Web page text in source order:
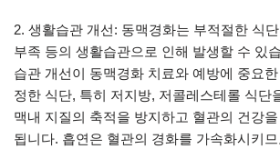
2. 생활습관 개선: 동맥경화는 부적절한 식
부족 등의 생활습관으로 인해 발생할 수 있
습관 개선이 동맥경화 치료와 예방에 중요
정한 식단, 특히 저지방, 저콜레스테롤 식단
맥내 지질의 축적을 방지하고 혈관의 건강
됩니다. 흡연은 혈관의 경화를 가속화시키